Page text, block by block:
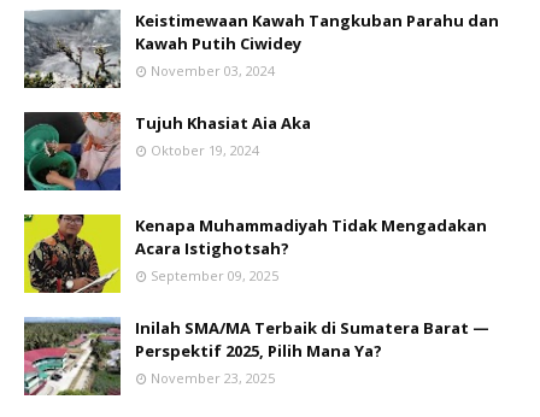
Keistimewaan Kawah Tangkuban Parahu dan
Kawah Putih Ciwidey
November 03, 2024
Tujuh Khasiat Aia Aka
Oktober 19, 2024
Kenapa Muhammadiyah Tidak Mengadakan
Acara Istighotsah?
September 09, 2025
Inilah SMA/MA Terbaik di Sumatera Barat —
Perspektif 2025, Pilih Mana Ya?
November 23, 2025